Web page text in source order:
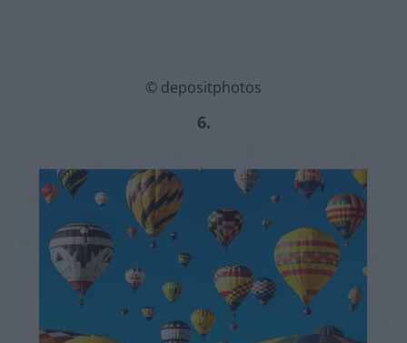
© depositphotos
6.